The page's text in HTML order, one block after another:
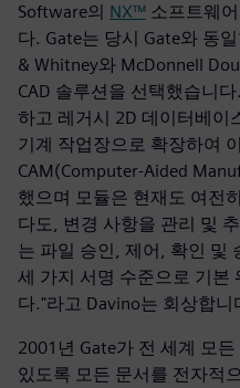
Software의 NX™ 소프트웨
다. Gate는 당시 Gate와 동
& Whitney와 McDonnell
CAD 솔루션을 선택했습니
하고 레거시 2D 데이터베이
기계 작업장으로 확장하여
CAM(Computer-Aided
했으며 모듈은 현재도 여전
다도, 변경 사항을 관리 및
는 파일 승인, 제어, 확인 및
세 가지 서명 수준으로 기본
다."라고 Davino는 회상합니
2001년 Gate가 전 세계 모
있도록 모든 문서를 전자적